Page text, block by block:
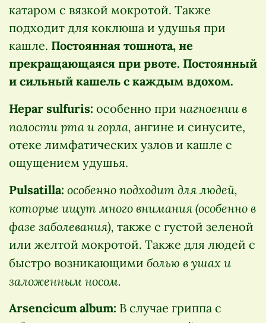
катаром с вязкой мокротой. Также
подходит для коклюша и удушья при
кашле. Постоянная тошнота, не
прекращающаяся при рвоте. Постоянный
и сильный кашель с каждым вдохом.
Hepar sulfuris: особенно при нагноении в
полости рта и горла, ангине и синусите,
отеке лимфатических узлов и кашле с
ощущением удушья.
Pulsatilla: особенно подходит для людей,
которые ищут много внимания (особенно в
фазе заболевания), также с густой зеленой
или желтой мокротой. Также для людей с
быстро возникающими болью в ушах и
заложенным носом.
Arsencicum album: В случае гриппа с